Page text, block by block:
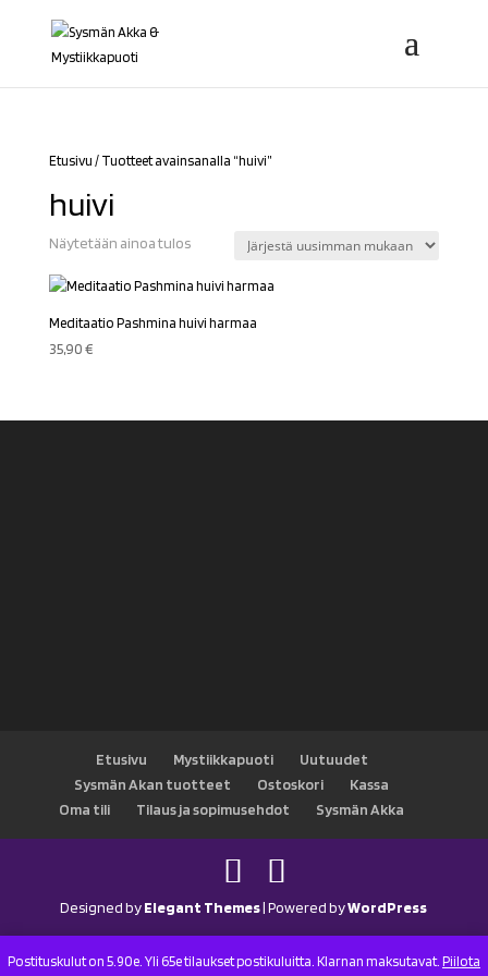
Postituskulut on 5.90e. Yli 65e tilaukset postikuluitta. Klarnan maksutavat. Piilota
Etusivu / Tuotteet avainsanalla “huivi”
huivi
Näytetään ainoa tulos
Meditaatio Pashmina huivi harmaa
35,90€
Etusivu Mystiikkapuoti
Uutuudet
Sysmän Akan tuotteet
Ostoskori
Kassa
Oma tili
Tilaus ja sopimusehdot Sysmän Akka
Designed byElegant Themes| Powered byWordPress